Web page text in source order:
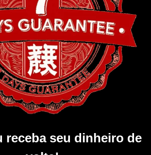
receba seu dinheiro de